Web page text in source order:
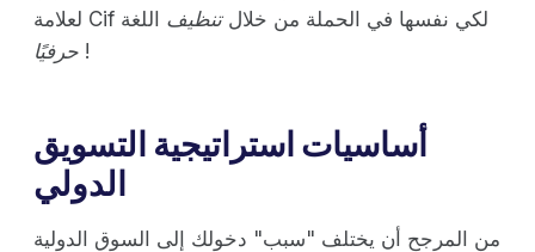
لعلامة Cif لكي نفسها في الحملة من خلالتنظيف اللغة
!
أساسيات استراتيجية التسويق
الدولي
من المرجح أن يختلف "سبب" دخولك إلى السوق الدولية